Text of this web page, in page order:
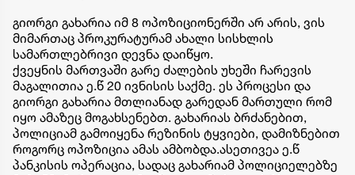
გიორგი გახარია იმ 8 ოპოზიციონერში არ არის, ვის
მიმართაც პროკურატურამ ახალი სისხლის
სამართლებრივი დევნა დაიწყო.
ქვეყნის მართვაში გარე ძალების უხეში ჩარევის
მაგალითია ე.წ 20 ივნისის საქმე. ეს პროცესი და
გიორგი გახარია მთლიანად გარედან მართული რომ
იყო ამაზეც მოგახსენებთ. გახარიას ბრძანებით,
პოლიციამ გამოიყენა რეზინის ტყვიები, დამიზნებით
როგორც ოპოზიცია ამას ამბობდა.ასეთივეა ე.წ
პანკისის ოპერაცია, სადაც გახარიამ პოლიციელებზე